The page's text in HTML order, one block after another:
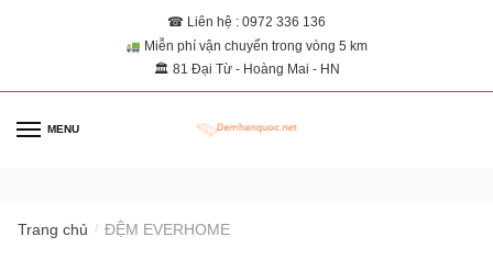
☎ Liên hệ : 0972 336 136
Miễn phí vận chuyển trong vòng 5 km
🏛 81 Đại Từ - Hoàng Mai - HN
MENU
Trang chủ / ĐỆM EVERHOME